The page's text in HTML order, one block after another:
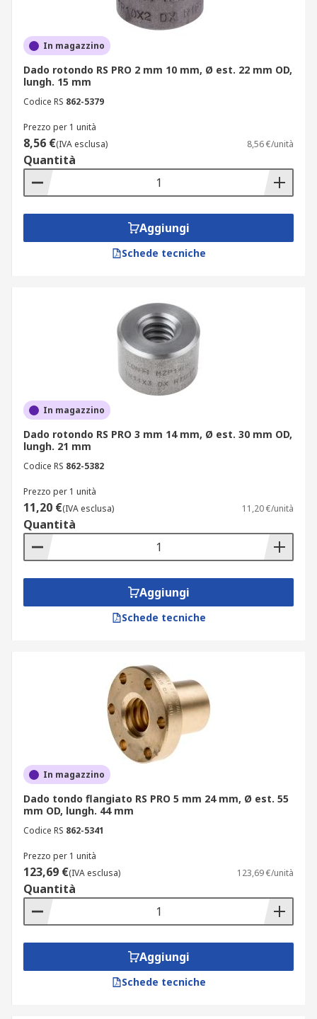
In magazzino
Dado rotondo RS PRO 2 mm 10 mm, Ø est. 22 mm OD,
lungh. 15 mm
Codice RS 862-5379
Prezzo per 1 unità
8,56 €(IVA esclusa) 8,56 €/unità
Quantità
Aggiungi
Schede tecniche
In magazzino
Dado rotondo RS PRO 3 mm 14 mm, Ø est. 30 mm OD,
lungh. 21 mm
Codice RS 862-5382
Prezzo per 1 unità
11,20 €(IVA esclusa) 11,20 €/unità
Quantità
Aggiungi
Schede tecniche
In magazzino
Dado tondo flangiato RS PRO 5 mm 24 mm, Ø est. 55
mm OD, lungh. 44 mm
Codice RS 862-5341
Prezzo per 1 unità
123,69 €(IVA esclusa) 123,69 €/unità
Quantità
Aggiungi
Schede tecniche